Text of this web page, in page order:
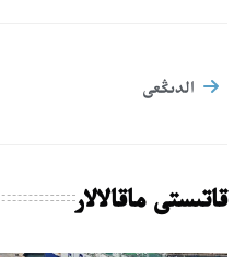
الدىڭعى
قاتىستى ماقالالار